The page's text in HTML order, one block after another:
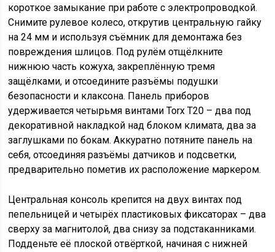
короткое замыкание при работе с электропроводкой.
Снимите рулевое колесо, открутив центральную гайку
на 24 мм и используя съёмник для демонтажа без
повреждения шлицов. Под рулём отщёлкните
нижнюю часть кожуха, закреплённую тремя
защёлками, и отсоедините разъёмы подушки
безопасности и клаксона. Панель приборов
удерживается четырьмя винтами Torx T20 – два под
декоративной накладкой над блоком климата, два за
заглушками по бокам. Аккуратно потяните панель на
себя, отсоединяя разъёмы датчиков и подсветки,
предварительно пометив их расположение маркером.
Центральная консоль крепится на двух винтах под
пепельницей и четырёх пластиковых фиксаторах – два
сверху за магнитолой, два снизу за подстаканниками.
Подденьте её плоской отвёрткой, начиная с нижней